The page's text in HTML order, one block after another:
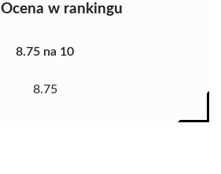
Ocena w rankingu
8.75 na 10
8.75